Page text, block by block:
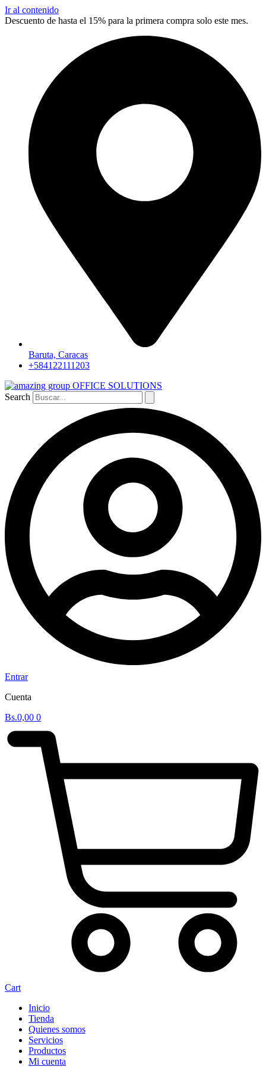
Ir al contenido
Descuento de hasta el 15% para la primera compra solo este mes.
Baruta, Caracas
+584122111203
Search
Entrar
Cuenta
Bs.0,00 0
Cart
Inicio
Tienda
Quienes somos
Servicios
Productos
Mi cuenta